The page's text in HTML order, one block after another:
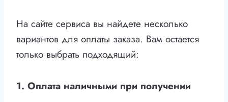
На сайте сервиса вы найдете несколько
вариантов для оплаты заказа. Вам остается
только выбрать подходящий:
1. Оплата наличными при получении